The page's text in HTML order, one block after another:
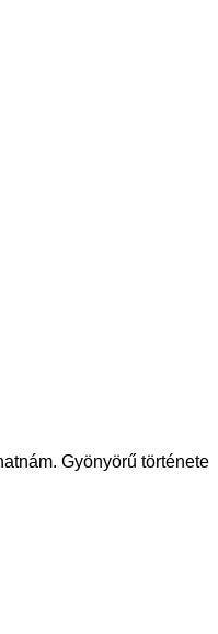
Gyönyörű története